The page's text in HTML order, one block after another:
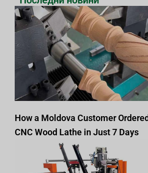
How a Moldova Customer
CNC Wood Lathe in Just 7 Days